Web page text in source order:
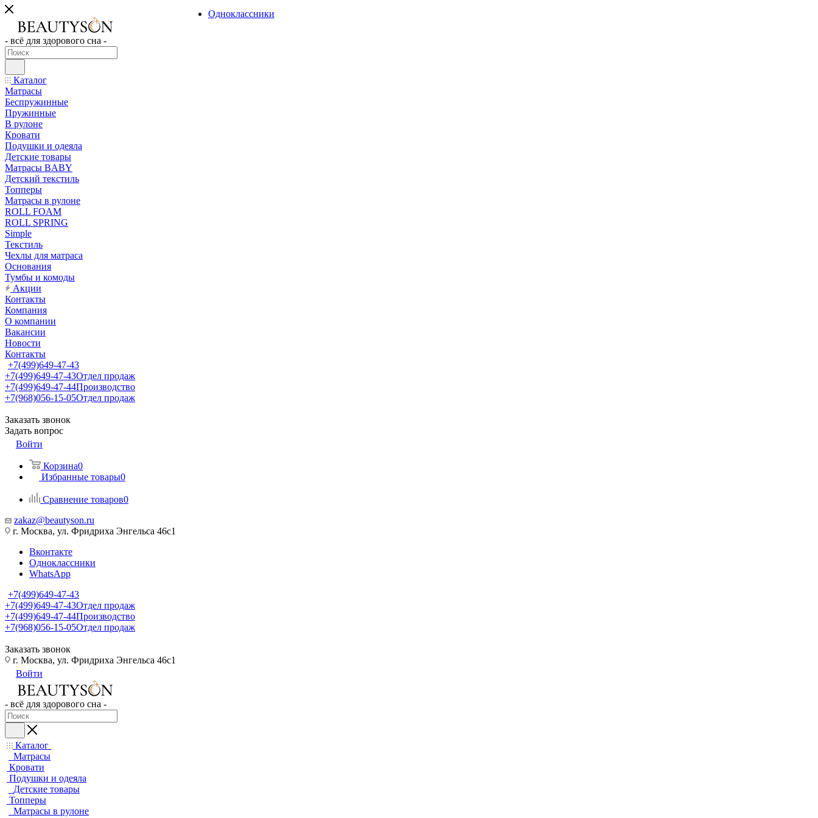
- всё для здорового сна -
Каталог
Матрасы
Беспружинные
Пружинные
В рулоне
Кровати
Подушки и одеяла
Детские товары
Матрасы BABY
Детский текстиль
Топперы
Матрасы в рулоне
ROLL FOAM
ROLL SPRING
Simple
Текстиль
Чехлы для матраса
Основания
Тумбы и комоды
Акции
Контакты
Компания
О компании
Вакансии
Новости
Контакты
+7(499)649-47-43
+7(499)649-47-43Отдел продаж
+7(499)649-47-44Производство
+7(968)056-15-05Отдел продаж
Заказать звонок
Задать вопрос
Войти
Корзина0
Избранные товары0
Сравнение товаров0
zakaz@beautyson.ru
г. Москва, ул. Фридриха Энгельса 46с1
Вконтакте
Одноклассники
WhatsApp
+7(499)649-47-43
+7(499)649-47-43Отдел продаж
+7(499)649-47-44Производство
+7(968)056-15-05Отдел продаж
Заказать звонок
Одноклассники
г. Москва, ул. Фридриха Энгельса 46с1
Войти
- всё для здорового сна -
Каталог
Матрасы
Кровати
Подушки и одеяла
Детские товары
Топперы
Матрасы в рулоне